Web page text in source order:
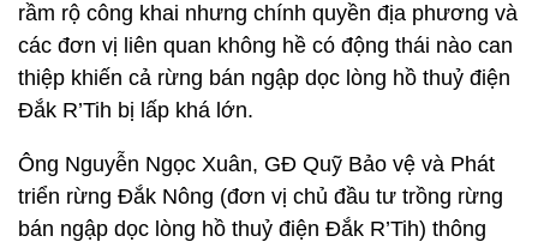
rầm rộ công khai nhưng chính quyền địa phương và
các đơn vị liên quan không hề có động thái nào can
thiệp khiến cả rừng bán ngập dọc lòng hồ thuỷ điện
Đắk R’Tih bị lấp khá lớn.
Ông Nguyễn Ngọc Xuân, GĐ Quỹ Bảo vệ và Phát
triển rừng Đắk Nông (đơn vị chủ đầu tư trồng rừng
bán ngập dọc lòng hồ thuỷ điện Đắk R’Tih) thông